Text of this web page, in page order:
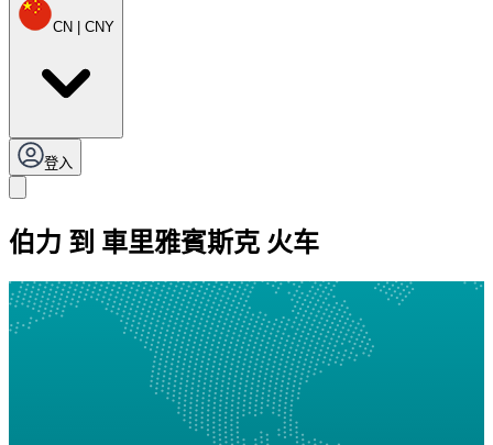
CN | CNY
登入
伯力 到 車里雅賓斯克 火车